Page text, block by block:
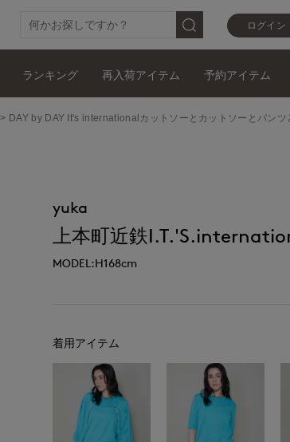
ログイン
ランキング 再入荷アイテム 予約アイテム
DAY by DAY It's internationalカットソーとカットソーとパン
yuka
上本町近鉄
MODEL:H168cm
着用アイテム